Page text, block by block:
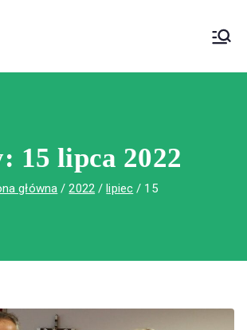
Szpital Specjalistyczny im.
w Czerwonej Górze
15 lipca 2022
główna 2022 lipiec 15